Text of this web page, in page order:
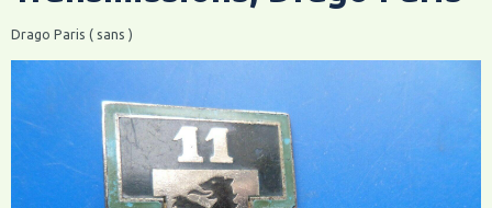
Drago Paris ( sans )